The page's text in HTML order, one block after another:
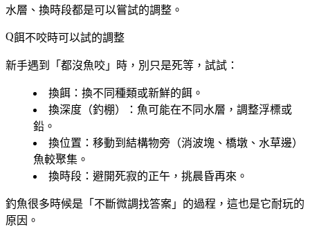
水層、換時段都是可以嘗試的調整。
餌不咬時可以試的調整
新手遇到「都沒魚咬」時，別只是死等，試試：
換餌 ：換不同種類或新鮮的餌。
換深度（釣棚）
：魚可能在不同水層，調整浮標或
鉛。
換位置 ：移動到結構物旁（消波塊、橋墩、水草邊）
魚較聚集。
換時段 ：避開死寂的正午，挑晨昏再來。
釣魚很多時候是「不斷微調找答案」的過程，這也是它耐玩的
原因。